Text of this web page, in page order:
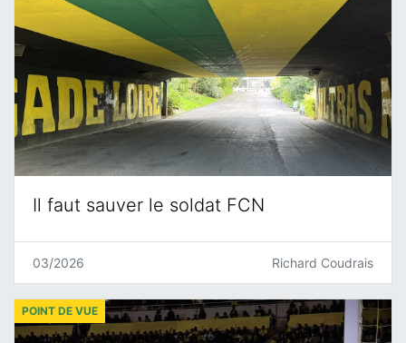
Il faut sauver le soldat FCN
03/2026 Richard Coudrais
POINT DE VUE